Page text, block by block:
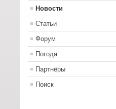
Новости
Статьи
Форум
Погода
Партнёры
Поиск